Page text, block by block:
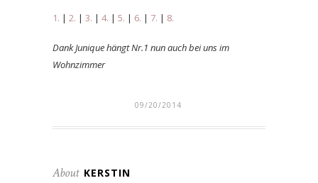
1. | 2. | 3. | 4. | 5. | 6. | 7. | 8.
Dank Junique hängt Nr.1 nun auch bei uns im
Wohnzimmer
09/20/2014
About KERSTIN